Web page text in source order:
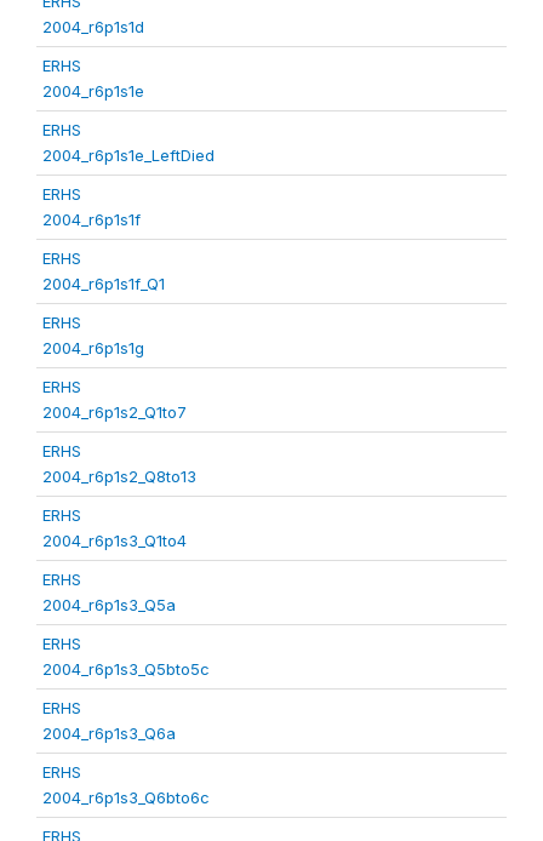
2004_r6p1s1d
ERHS
2004_r6p1s1e
ERHS
2004_r6p1s1e_LeftDied
ERHS
2004_r6p1s1f
ERHS
2004_r6p1s1f_Q1
ERHS
2004_r6p1s1g
ERHS
2004_r6p1s2_Q1to7
ERHS
2004_r6p1s2_Q8to13
ERHS
2004_r6p1s3_Q1to4
ERHS
2004_r6p1s3_Q5a
ERHS
2004_r6p1s3_Q5bto5c
ERHS
2004_r6p1s3_Q6a
ERHS
2004_r6p1s3_Q6bto6c
ERHS